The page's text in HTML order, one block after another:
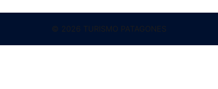
© 2026 TURISMO PATAGONES